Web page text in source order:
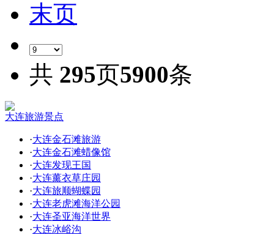
末页
共 295页5900条
大连旅游景点
·大连金石滩旅游
·大连金石滩蜡像馆
·大连发现王国
·大连薰衣草庄园
·大连旅顺蝴蝶园
·大连老虎滩海洋公园
·大连圣亚海洋世界
·大连冰峪沟